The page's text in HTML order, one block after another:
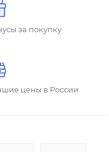
за покупку
цены в России